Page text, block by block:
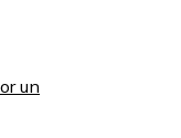
un